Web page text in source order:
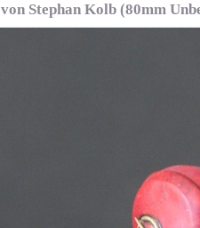
von Stephan Kolb (80mm